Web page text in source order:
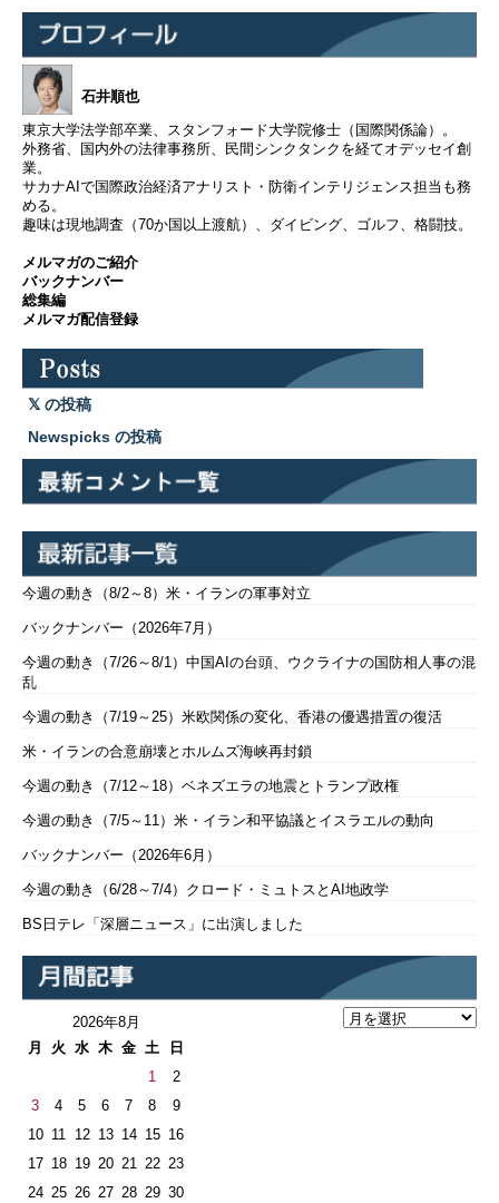
石井順也
東京大学法学部卒業、スタンフォード大学院修士（国際関係論）。
外務省、国内外の法律事務所、民間シンクタンクを経てオデッセイ創
業。
サカナAIで国際政治経済アナリスト・防衛インテリジェンス担当も務
める。
趣味は現地調査（70か国以上渡航）、ダイビング、ゴルフ、格闘技。
メルマガのご紹介
バックナンバー
総集編
メルマガ配信登録
の投稿
Newspicks の投稿
今週の動き（8/2～8）米・イランの軍事対立
バックナンバー（2026年7月）
今週の動き（7/26～8/1）中国AIの台頭、ウクライナの国防相人事の混
乱
今週の動き（7/19～25）米欧関係の変化、香港の優遇措置の復活
米・イランの合意崩壊とホルムズ海峡再封鎖
今週の動き（7/12～18）ベネズエラの地震とトランプ政権
今週の動き（7/5～11）米・イラン和平協議とイスラエルの動向
バックナンバー（2026年6月）
今週の動き（6/28～7/4）クロード・ミュトスとAI地政学
BS日テレ「深層ニュース」に出演しました
2026年8月
月
火 水 木 金 土 日
1
2
3
4 5 6 7 8
9
10 11 12 13 14 15 16
17 18 19 20 21 22 23
24 25 26 27 28 29 30